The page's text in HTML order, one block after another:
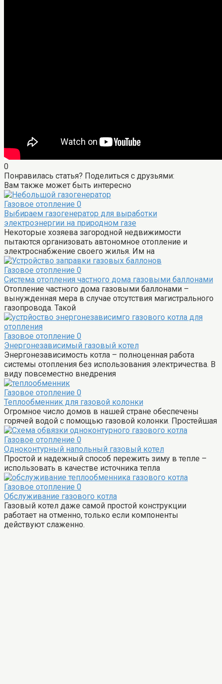
0
Понравилась статья? Поделиться с друзьями:
Вам также может быть интересно
Газовое отопление 0
Выбираем газогенератор для выработки
электроэнергии на природном газе
Некоторые хозяева загородной недвижимости
пытаются организовать автономное отопление и
электроснабжение своего жилья. Им на
Газовое отопление 0
Система отопления частного дома газовыми баллонами
Отопление частного дома газовыми баллонами –
вынужденная мера в случае отсутствия магистрального
газопровода. Такой
Газовое отопление 0
Энергонезависимый газовый котел
Энергонезависимость котла – полноценная работа
системы отопления без использования электричества. В
виду повсеместно внедрения
Газовое отопление 0
Теплообменник для газовой колонки
Огромное число домов в нашей стране обеспечены
горячей водой с помощью газовой колонки. Простейшая
Газовое отопление 0
Одноконтурный напольный газовый котел
Простой и надежный способ пережить зиму в тепле –
использовать в качестве источника тепла
Газовое отопление 0
Обслуживание газового котла
Газовый котел даже самой простой конструкции
работает на отменно, только если компоненты
действуют слаженно.